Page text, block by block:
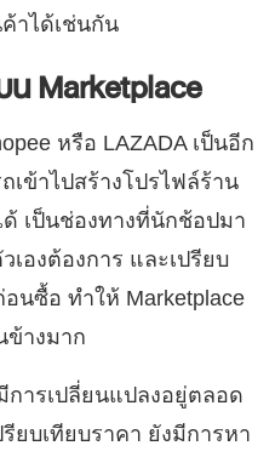
าได้เช่นกัน
น Marketplace
หรือ LAZADA เป็นอีก
เข้าไปสร้างโปรไฟล์ร้าน
เป็นช่องทางที่นักช้อปมา
องต้องการ และเปรียบ
นซื้อ ทำให้ Marketplace
ข้างมาก
ารเปลี่ยนแปลงอยู่ตลอด
ยบเทียบราคา ยังมีการหา